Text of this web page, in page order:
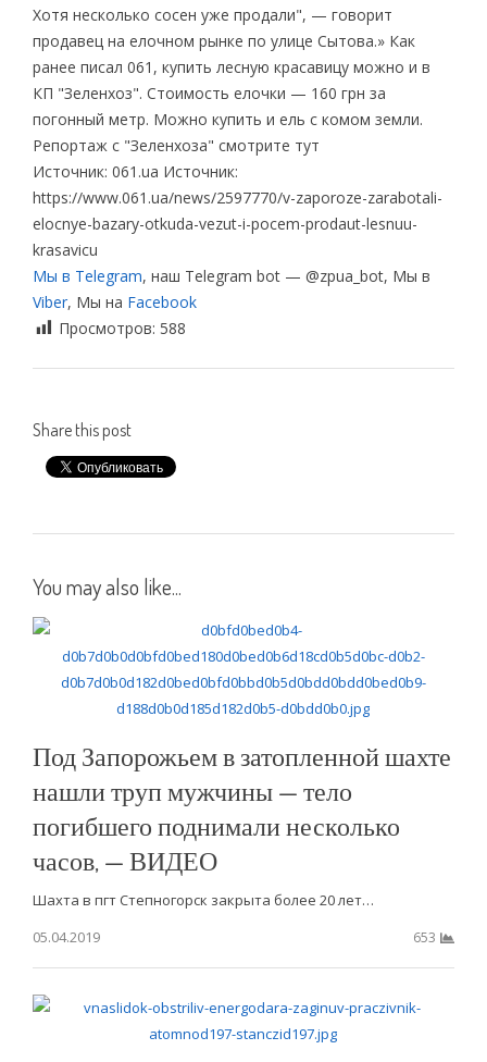
Хотя несколько сосен уже продали", — говорит
продавец на елочном рынке по улице Сытова.» Как
ранее писал 061, купить лесную красавицу можно и в
КП "Зеленхоз". Стоимость елочки — 160 грн за
погонный метр. Можно купить и ель с комом земли.
Репортаж с "Зеленхоза" смотрите тут
Источник: 061.ua Источник:
https://www.061.ua/news/2597770/v-zaporoze-zarabotali-
elocnye-bazary-otkuda-vezut-i-pocem-prodaut-lesnuu-
krasavicu
Мы в Telegram, наш Telegram bot — @zpua_bot, Мы в
Viber, Мы на Facebook
Просмотров: 588
Share this post
You may also like...
Под Запорожьем в затопленной шахте
нашли труп мужчины — тело
погибшего поднимали несколько
часов, — ВИДЕО
Шахта в пгт Степногорск закрыта более 20 лет…
05.04.2019
653